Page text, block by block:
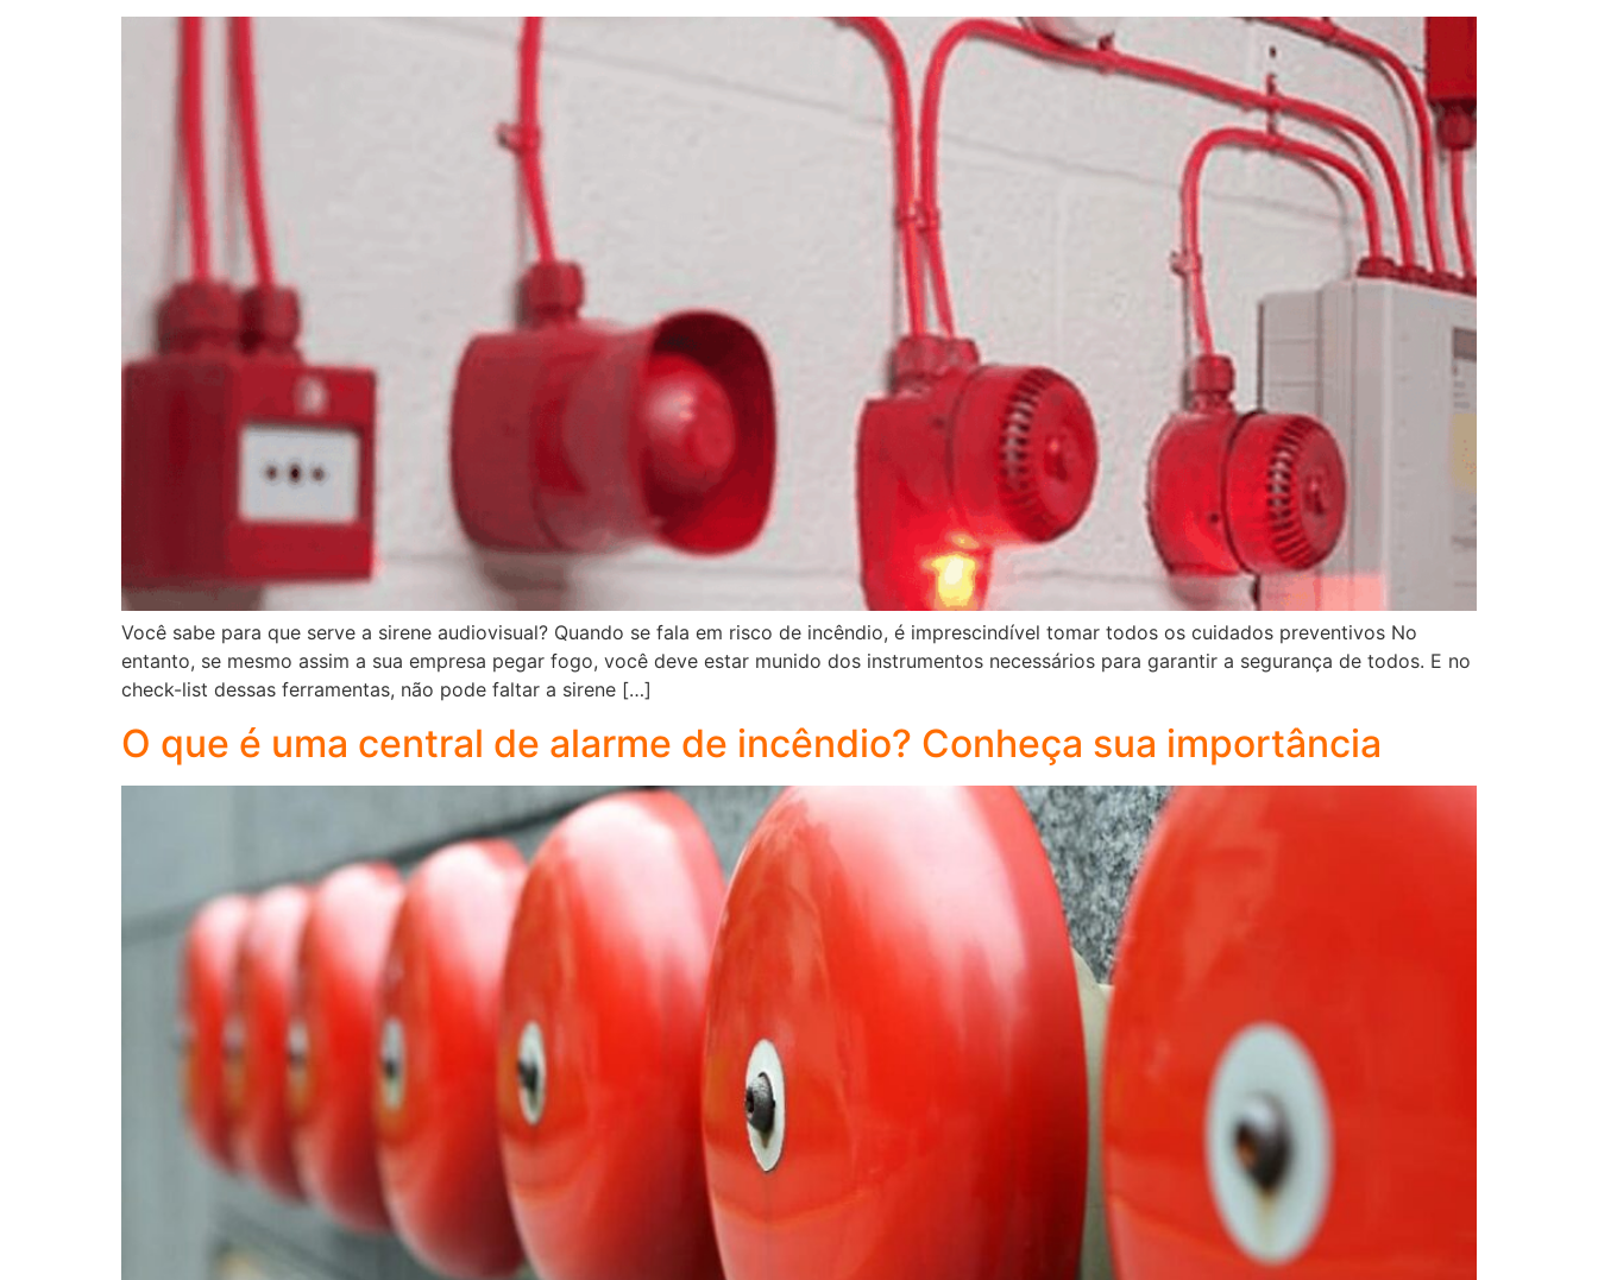
Você sabe para que serve a sirene audiovisual? Quando se fala em risco de incêndio, é imprescindível tomar todos os cuidados preventivos No
entanto, se mesmo assim a sua empresa pegar fogo, você deve estar munido dos instrumentos necessários para garantir a segurança de todos. E no
check-list dessas ferramentas, não pode faltar a sirene […]
O que é uma central de alarme de incêndio? Conheça sua importância